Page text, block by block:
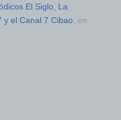
El Siglo, La
y el Canal 7 Cibao. en